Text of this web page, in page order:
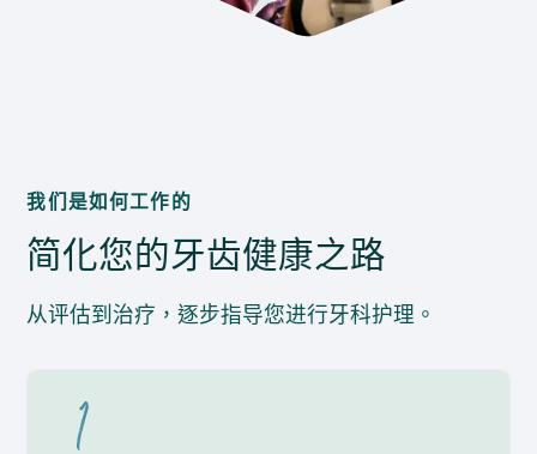
我们是如何工作的
简化您的牙齿健康之路
从评估到治疗，逐步指导您进行牙科护理。